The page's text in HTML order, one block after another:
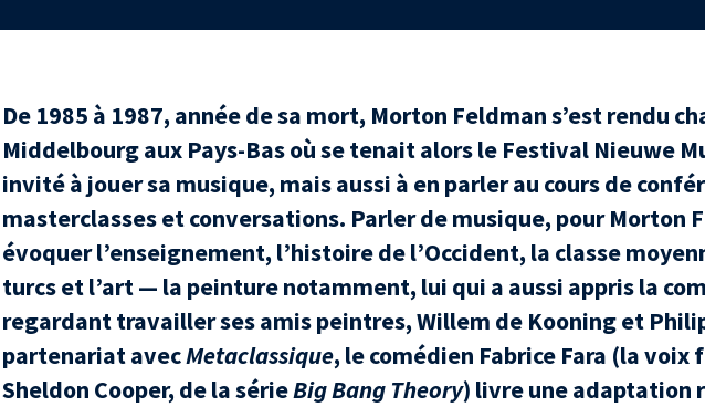
De 1985 à 1987, année de sa mort, Morton Feldman s’est rendu
Middelbourg aux Pays-Bas où se tenait alors le Festival Nieuwe
invité à jouer sa musique, mais aussi à en parler au cours de
masterclasses et conversations. Parler de musique, pour Morton
évoquer l’enseignement, l’histoire de l’Occident, la classe
turcs et l’art — la peinture notamment, lui qui a aussi appris la
regardant travailler ses amis peintres, Willem de Kooning et
partenariat avecMetaclassique, le comédien Fabrice Fara (la voix
Sheldon Cooper, de la sérieBig Bang Theory) livre une adaptation